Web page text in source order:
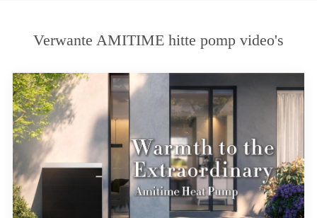
Verwante AMITIME hitte pomp video's